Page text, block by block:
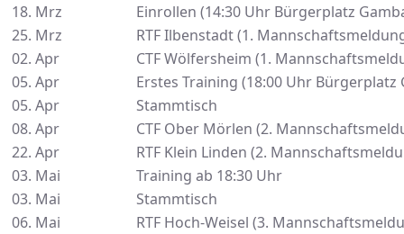
18. Mrz
Einrollen (14:30 Uhr Bürgerplatz
25. Mrz
RTF Ilbenstadt (1.
02. Apr
CTF Wölfersheim (1.
05. Apr
Erstes Training (18:00 Uhr Bürgerplatz
05. Apr
Stammtisch
08. Apr
CTF Ober Mörlen (2.
22. Apr
RTF Klein Linden (2.
03. Mai
Training ab 18:30 Uhr
03. Mai
Stammtisch
06. Mai
RTF Hoch-Weisel (3.